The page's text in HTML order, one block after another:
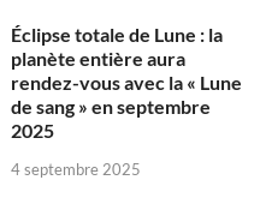
Éclipse totale de Lune : la
planète entière aura
rendez-vous avec la « Lune
de sang » en septembre
2025
4 septembre 2025